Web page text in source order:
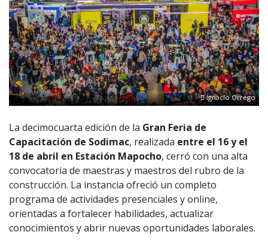
Ignacio Orrego
La decimocuarta edición de la Gran Feria de
Capacitación de Sodimac, realizada entre el 16 y el
18 de abril en Estación Mapocho, cerró con una alta
convocatoria de maestras y maestros del rubro de la
construcción. La instancia ofreció un completo
programa de actividades presenciales y online,
orientadas a fortalecer habilidades, actualizar
conocimientos y abrir nuevas oportunidades laborales.